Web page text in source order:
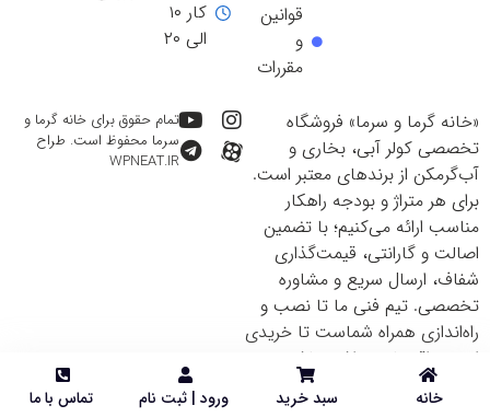
خانه سبد خرید ورود | ثبت نام تماس با ما
کار ۱۰
الی ۲۰
قوانین
و
مقررات
«خانه گرما و سرما» فروشگاه
تخصصی کولر آبی، بخاری و
آب‌گرمکن از برندهای معتبر است.
برای هر متراژ و بودجه راهکار
مناسب ارائه می‌کنیم؛ با تضمین
اصالت و گارانتی، قیمت‌گذاری
شفاف، ارسال سریع و مشاوره
تخصصی. تیم فنی ما تا نصب و
راه‌اندازی همراه شماست تا خریدی
ایمن و اقتصادی داشته باشید.
تمام حقوق برای خانه گرما و
سرما محفوظ است. طراح
WPNEAT.IR